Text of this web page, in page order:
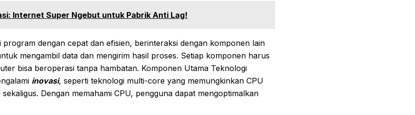
Internet Super Ngebut untuk Pabrik Anti Lag!
program dengan cepat dan efisien, berinteraksi dengan komponen lain
mengambil data dan mengirim hasil proses. Setiap komponen harus
bisa beroperasi tanpa hambatan. Komponen Utama Teknologi
inovasi, seperti teknologi multi-core yang memungkinkan CPU
Dengan memahami CPU, pengguna dapat mengoptimalkan